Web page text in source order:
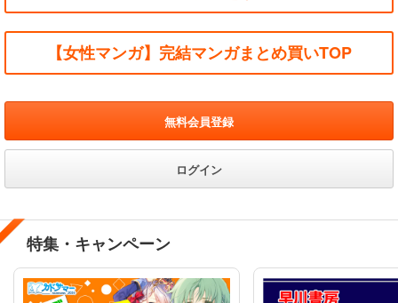
【女性マンガ】完結マンガまとめ買いTOP
無料会員登録
ログイン
特集・キャンペーン